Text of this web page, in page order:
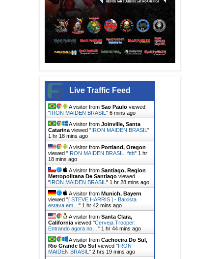
Live Traffic Feed
A visitor from Sao Paulo viewed
"IRON MAIDEN BRASIL " 6 mins ago
A visitor from Joinville, Santa
Catarina viewed "IRON MAIDEN BRASIL "
1 hr 18 mins ago
A visitor from Portland, Oregon
viewed "IRON MAIDEN BRASIL: fttb" 1 hr
18 mins ago
A visitor from Santiago, Region
Metropolitana De Santiago viewed
"IRON MAIDEN BRASIL " 1 hr 28 mins ago
A visitor from Munich, Bayern
viewed "[ STEVE HARRIS ] - Baixista
estava em… " 1 hr 42 mins ago
A visitor from Santa Clara,
California viewed "Cerveja Trooper:
Entrando agora no… " 1 hr 44 mins ago
A visitor from Cachoeira Do Sul,
Rio Grande Do Sul viewed "IRON
MAIDEN BRASIL " 2 hrs 19 mins ago